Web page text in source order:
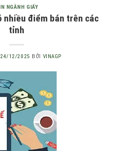
NGÀNH GIẤY
nhiều điểm bán trên các
tỉnh
24/12/2025 BỞI VINAGP